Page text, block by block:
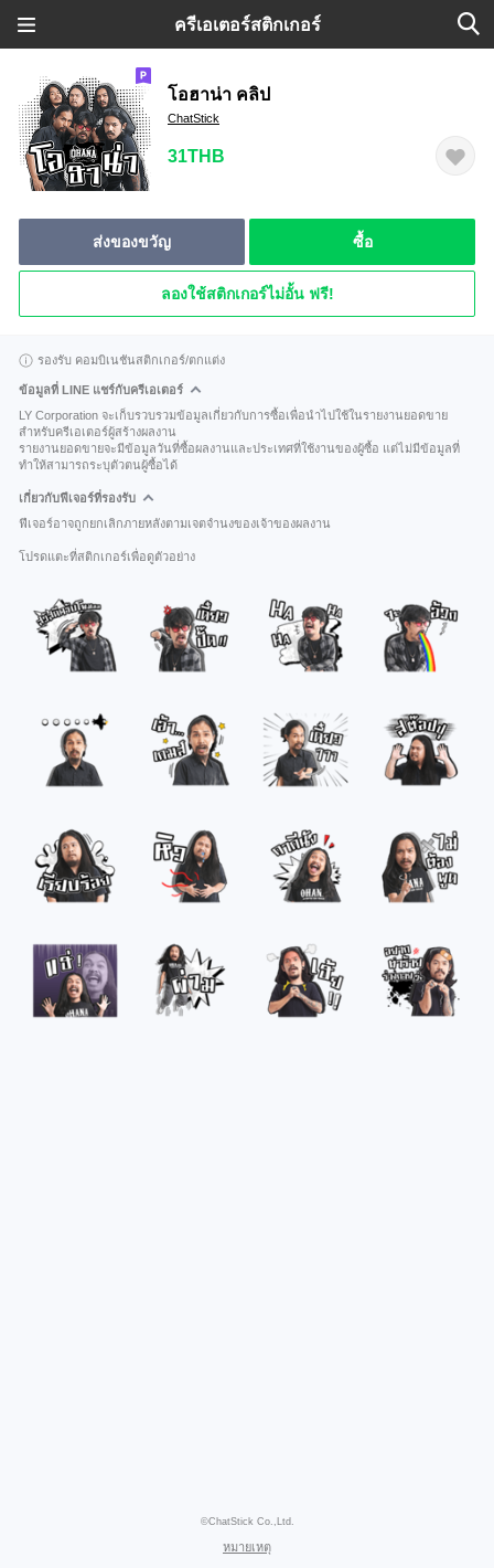
ครีเอเตอร์สติกเกอร์
โอฮาน่า คลิป
ChatStick
31THB
ส่งของขวัญ ซื้อ
ลองใช้สติกเกอร์ไม่อั้น ฟรี!
รองรับ คอมบิเนชันสติกเกอร์/ตกแต่ง
ข้อมูลที่ LINE แชร์กับครีเอเตอร์
LY Corporation จะเก็บรวบรวมข้อมูลเกี่ยวกับการซื้อเพื่อนำไปใช้ในรายงานยอดขาย
สำหรับครีเอเตอร์ผู้สร้างผลงาน
รายงานยอดขายจะมีข้อมูลวันที่ซื้อผลงานและประเทศที่ใช้งานของผู้ซื้อ แต่ไม่มีข้อมูลที่
ทำให้สามารถระบุตัวตนผู้ซื้อได้
เกี่ยวกับฟีเจอร์ที่รองรับ
ฟีเจอร์อาจถูกยกเลิกภายหลังตามเจตจำนงของเจ้าของผลงาน
โปรดแตะที่สติกเกอร์เพื่อดูตัวอย่าง
©ChatStick Co.,Ltd.
หมายเหตุ